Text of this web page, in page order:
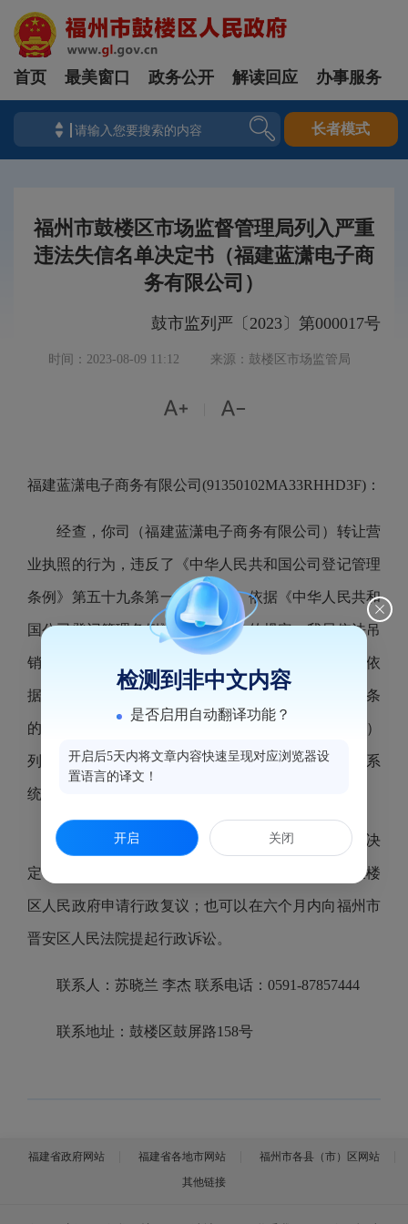
首页 最美窗口 政务公开 解读回应 办事服务
长者模式
福州市鼓楼区市场监督管理局列入严重
违法失信名单决定书（福建蓝潇电子商
务有限公司）
鼓市监列严〔2023〕第000017号
时间：2023-08-09 11:12 来源：鼓楼区市场监管局
 
福建蓝潇电子商务有限公司(91350102MA33RHHD3F)：
经查，你司（福建蓝潇电子商务有限公司）转让营
业执照的行为，违反了《中华人民共和国公司登记管理
条例》第五十九条第一款的规定，依据《中华人民共和
国公司登记管理条例》第七十一条的规定，我局依法吊
销你司（福建蓝潇电子商务有限公司）的营业执照。依
据《市场监督管理严重违法失信名单管理办法》第二条
的规定，现决定将你司（福建蓝潇电子商务有限公司）
列入严重违法失信名单，通过国家企业信用信息公示系
统公示，并实施相应管理措施。
你司（福建蓝潇电子商务有限公司）如不服本决
定，可以自收到本决定书之日起六十日内向福州市鼓楼
区人民政府申请行政复议；也可以在六个月内向福州市
晋安区人民法院提起行政诉讼。
联系人：苏晓兰 李杰 联系电话：0591-87857444
联系地址：鼓楼区鼓屏路158号
福建省政府网站 福建省各地市网站
福州市各县（市）区网站
其他链接
检测到非中文内容
是否启用自动翻译功能？
开启后5天内将文章内容快速呈现对应浏览器设
置语言的译文！
开启 关闭